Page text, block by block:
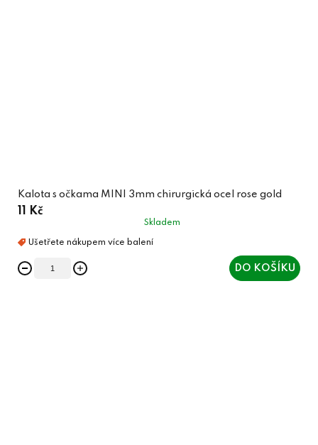
Kalota s očkama MINI 3mm chirurgická ocel rose gold
11 Kč
Skladem
DO KOŠÍKU